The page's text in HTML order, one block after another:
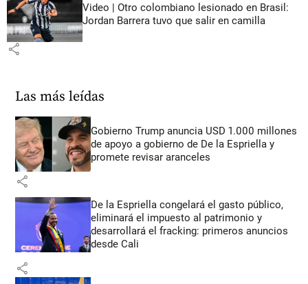
Video | Otro colombiano lesionado en Brasil:
Jordan Barrera tuvo que salir en camilla
share
Las más leídas
Gobierno Trump anuncia USD 1.000 millones
de apoyo a gobierno de De la Espriella y
promete revisar aranceles
share
De la Espriella congelará el gasto público,
eliminará el impuesto al patrimonio y
desarrollará el fracking: primeros anuncios
desde Cali
share